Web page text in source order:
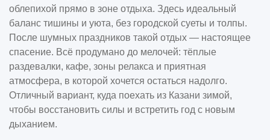
облепихой прямо в зоне отдыха. Здесь идеальный
баланс тишины и уюта, без городской суеты и толпы.
После шумных праздников такой отдых — настоящее
спасение. Всё продумано до мелочей: тёплые
раздевалки, кафе, зоны релакса и приятная
атмосфера, в которой хочется остаться надолго.
Отличный вариант, куда поехать из Казани зимой,
чтобы восстановить силы и встретить год с новым
дыханием.